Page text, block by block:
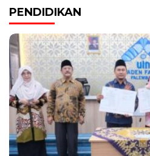
PENDIDIKAN